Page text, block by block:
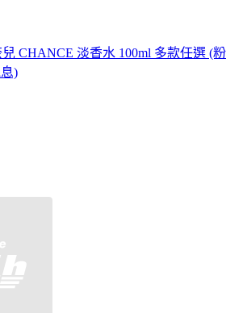
CHANCE 淡香水 100ml 多款任選 (粉
)